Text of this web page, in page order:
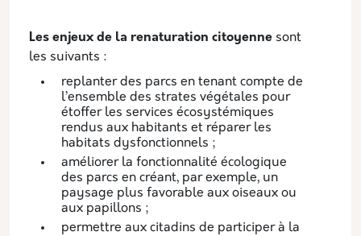
Les enjeux de la renaturation citoyenne sont
les suivants :
replanter des parcs en tenant compte de
l’ensemble des strates végétales pour
étoffer les services écosystémiques
rendus aux habitants et réparer les
habitats dysfonctionnels ;
améliorer la fonctionnalité écologique
des parcs en créant, par exemple, un
paysage plus favorable aux oiseaux ou
aux papillons ;
permettre aux citadins de participer à la